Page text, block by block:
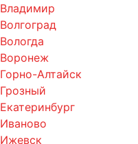
Владимир
Волгоград
Вологда
Воронеж
Горно-Алтайск
Грозный
Екатеринбург
Иваново
Ижевск